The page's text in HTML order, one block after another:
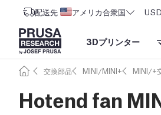
配送先 アメリカ合衆国
3Dプリンター
交換部品 MINI/MINI+ MINI/+
Hotend fan